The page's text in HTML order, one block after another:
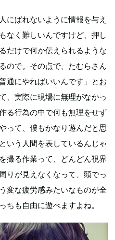
にばれないように情報を与え
なく難しいんですけど、押し
だけで何か伝えられるような
ので。その点で、たむらさん
通にやればいいんです」とお
、実際に現場に無理がなかっ
る行為の中で何も無理をせず
って、僕もかなり遊んだと思
いう人間を表しているんじゃ
撮る作業って、どんどん視界
りが見えなくなって、頭でっ
変な疲労感みたいなものが全
ちも自由に遊べますよね。